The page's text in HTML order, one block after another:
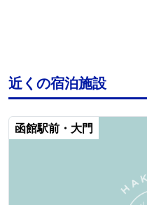
近くの宿泊施設
函館駅前・大門